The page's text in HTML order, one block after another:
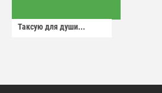
Таксую для души...